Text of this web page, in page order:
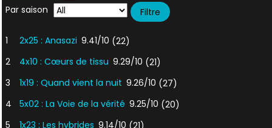
Par saison
1 2x25 : Anasazi 9.41/10 (22)
2
4x10 : Cœurs de tissu 9.29/10 (21)
3
1x19 : Quand vient la nuit 9.26/10 (27)
4
5x02 : La Voie de la vérité 9.25/10 (20)
5
1x23 : Les hybrides 9.14/10 (21)